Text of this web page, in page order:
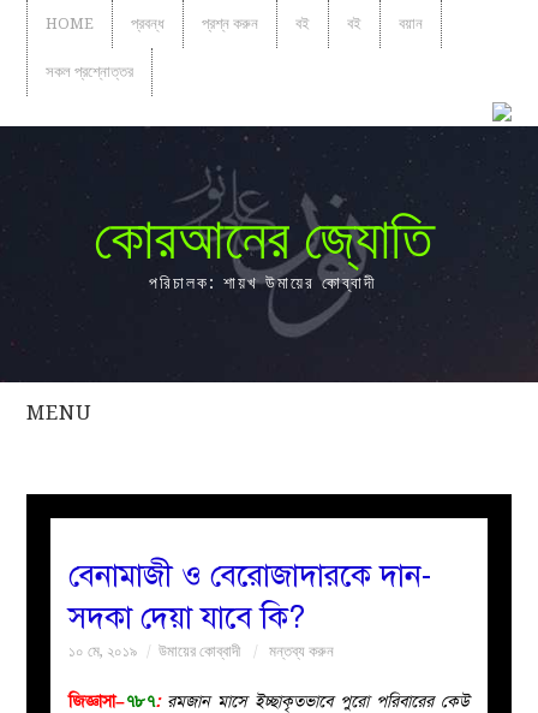
HOME প্রবন্ধ প্রশ্ন করুন বই বই বয়ান
সকল প্রশ্নোত্তর
কোরআনের জ্যোতি
পরিচালক: শায়খ উমায়ের কোব্বাদী
MENU
সকল
নারীদের
বেনামাজী ও বেরোজাদারকে দান-
সদকা দেয়া যাবে কি?
১০ মে, ২০১৯ উমায়ের কোব্বাদী মন্তব্য করুন
জিজ্ঞাসা–৭৮৭:রমজান মাসে ইচ্ছাকৃতভাবে পুরো পরিবারের কেউ